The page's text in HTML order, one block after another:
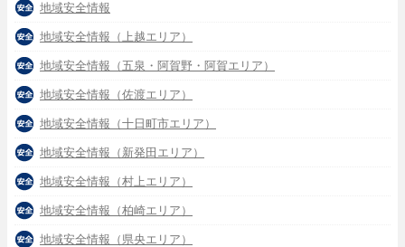
地域安全情報
地域安全情報（上越エリア）
地域安全情報（五泉・阿賀野・阿賀エリア）
地域安全情報（佐渡エリア）
地域安全情報（十日町市エリア）
地域安全情報（新発田エリア）
地域安全情報（村上エリア）
地域安全情報（柏崎エリア）
地域安全情報（県央エリア）